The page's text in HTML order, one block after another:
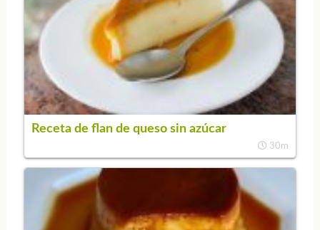
Receta de flan de queso sin azúcar
30m